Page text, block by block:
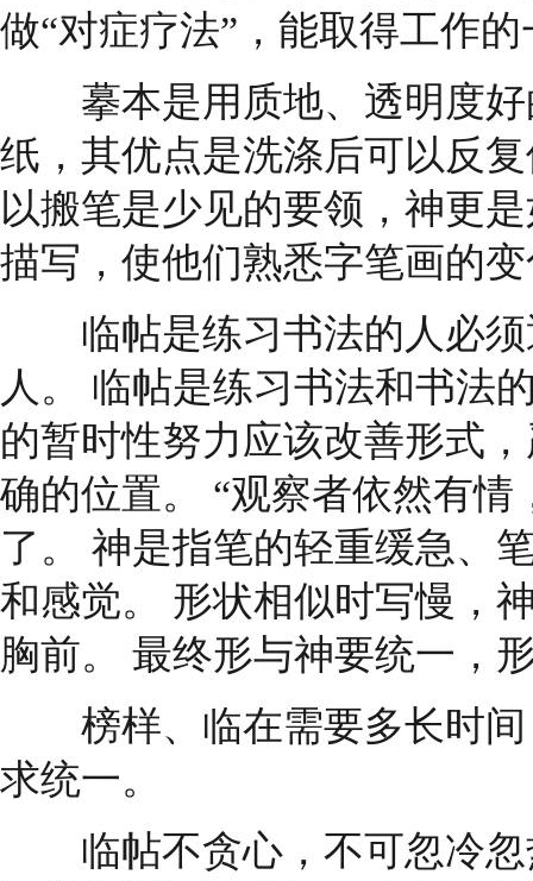
做“对症疗法”，能取得工作
摹本是用质地、透明度好
纸，其优点是洗涤后可以反
以搬笔是少见的要领，神更
描写，使他们熟悉字笔画的
临帖是练习书法的人必须
人。 临帖是练习书法和书法
的暂时性努力应该改善形式
确的位置。 “观察者依然有
了。 神是指笔的轻重缓急、
和感觉。 形状相似时写慢，
胸前。 最终形与神要统一，
榜样、临在需要多长时间
求统一。
临帖不贪心，不可忽冷忽